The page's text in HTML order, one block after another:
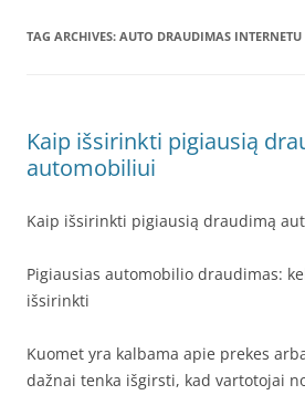
TAG ARCHIVES: AUTO DRAUDIMAS INTERNETU
Kaip išsirinkti pigiausią
automobiliui
Kaip išsirinkti pigiausią draudimą
Pigiausias automobilio draudimas:
išsirinkti
Kuomet yra kalbama apie prekes
dažnai tenka išgirsti, kad vartotojai